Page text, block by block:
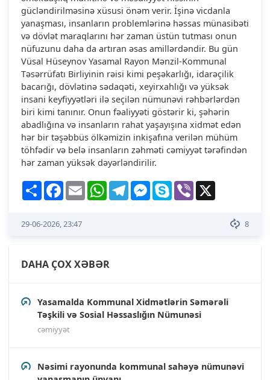
gücləndirilməsinə xüsusi önəm verir. İşinə vicdanla
yanaşması, insanların problemlərinə həssas münasibəti
və dövlət maraqlarını hər zaman üstün tutması onun
nüfuzunu daha da artıran əsas amillərdəndir. Bu gün
Vüsal Hüseynov Yasamal Rayon Mənzil-Kommunal
Təsərrüfatı Birliyinin rəisi kimi peşəkarlığı, idarəçilik
bacarığı, dövlətinə sədaqəti, xeyirxahlığı və yüksək
insani keyfiyyətləri ilə seçilən nümunəvi rəhbərlərdən
biri kimi tanınır. Onun fəaliyyəti göstərir ki, şəhərin
abadlığına və insanların rahat yaşayışına xidmət edən
hər bir təşəbbüs ölkəmizin inkişafına verilən mühüm
töhfədir və belə insanların zəhməti cəmiyyət tərəfindən
hər zaman yüksək dəyərləndirilir.
Share Facebook
Email WhatsAppTelegramMessenger
Skype Viber
8
29-06-2026, 23:47
DAHA ÇOX XƏBƏR
Yasamalda Kommunal Xidmətlərin Səmərəli
Təşkili və Sosial Həssaslığın Nümunəsi
cəmiyyət
Nəsimi rayonunda kommunal sahəyə nümunəvi